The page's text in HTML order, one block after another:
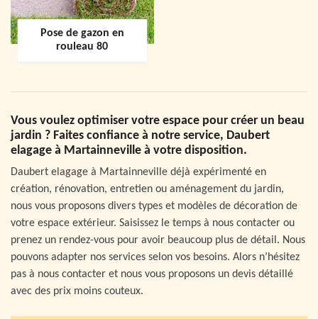
Pose de gazon en
rouleau 80
Vous voulez optimiser votre espace pour créer un beau
jardin ? Faites confiance à notre service, Daubert
elagage à Martainneville à votre disposition.
Daubert elagage à Martainneville déjà expérimenté en
création, rénovation, entretien ou aménagement du jardin,
nous vous proposons divers types et modèles de décoration de
votre espace extérieur. Saisissez le temps à nous contacter ou
prenez un rendez-vous pour avoir beaucoup plus de détail. Nous
pouvons adapter nos services selon vos besoins. Alors n’hésitez
pas à nous contacter et nous vous proposons un devis détaillé
avec des prix moins couteux.